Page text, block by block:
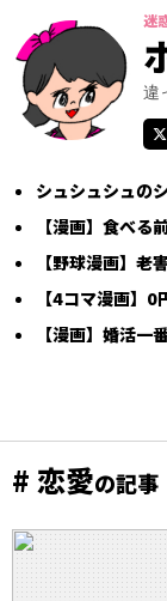
迷
違
シュシュシュの
【漫画】食べる
【野球漫画】老
【4コマ漫画】0
【漫画】婚活一
# 恋愛の記事